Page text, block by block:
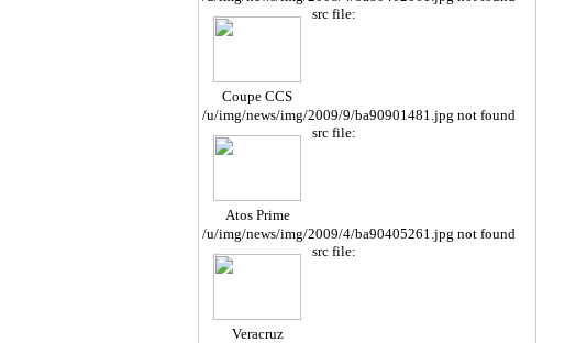
Coupe CCS
src file:
/u/img/news/img/2009/9/ba90901481.jpg not found
Atos Prime
src file:
/u/img/news/img/2009/4/ba90405261.jpg not found
Veracruz
src file: